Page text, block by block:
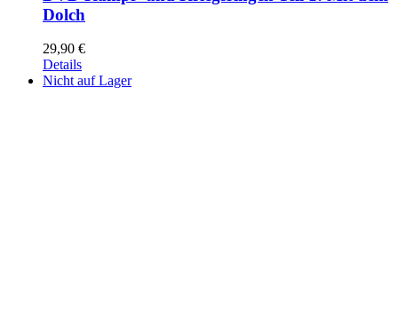
Dolch
29,90 €
Details
Nicht auf Lager